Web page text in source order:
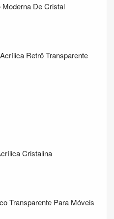
De Cristal
Retrô Transparente
Cristalina
Transparente Para Móveis